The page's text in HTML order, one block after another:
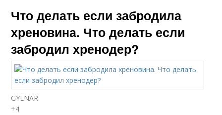
Что делать если забродила
хреновина. Что делать если
забродил хренодер?
GYLNAR
+4